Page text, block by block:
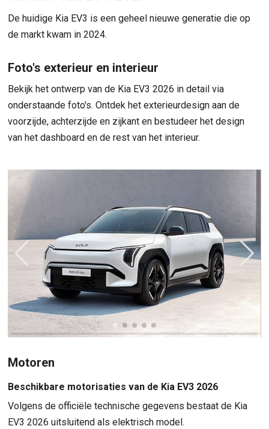
De huidige Kia EV3 is een geheel nieuwe generatie die op
de markt kwam in 2024.
Foto's exterieur en interieur
Bekijk het ontwerp van de Kia EV3 2026 in detail via
onderstaande foto's. Ontdek het exterieurdesign aan de
voorzijde, achterzijde en zijkant en bestudeer het design
van het dashboard en de rest van het interieur.
Motoren
Beschikbare motorisaties van de Kia EV3 2026
Volgens de officiële technische gegevens bestaat de Kia
EV3 2026 uitsluitend als elektrisch model.